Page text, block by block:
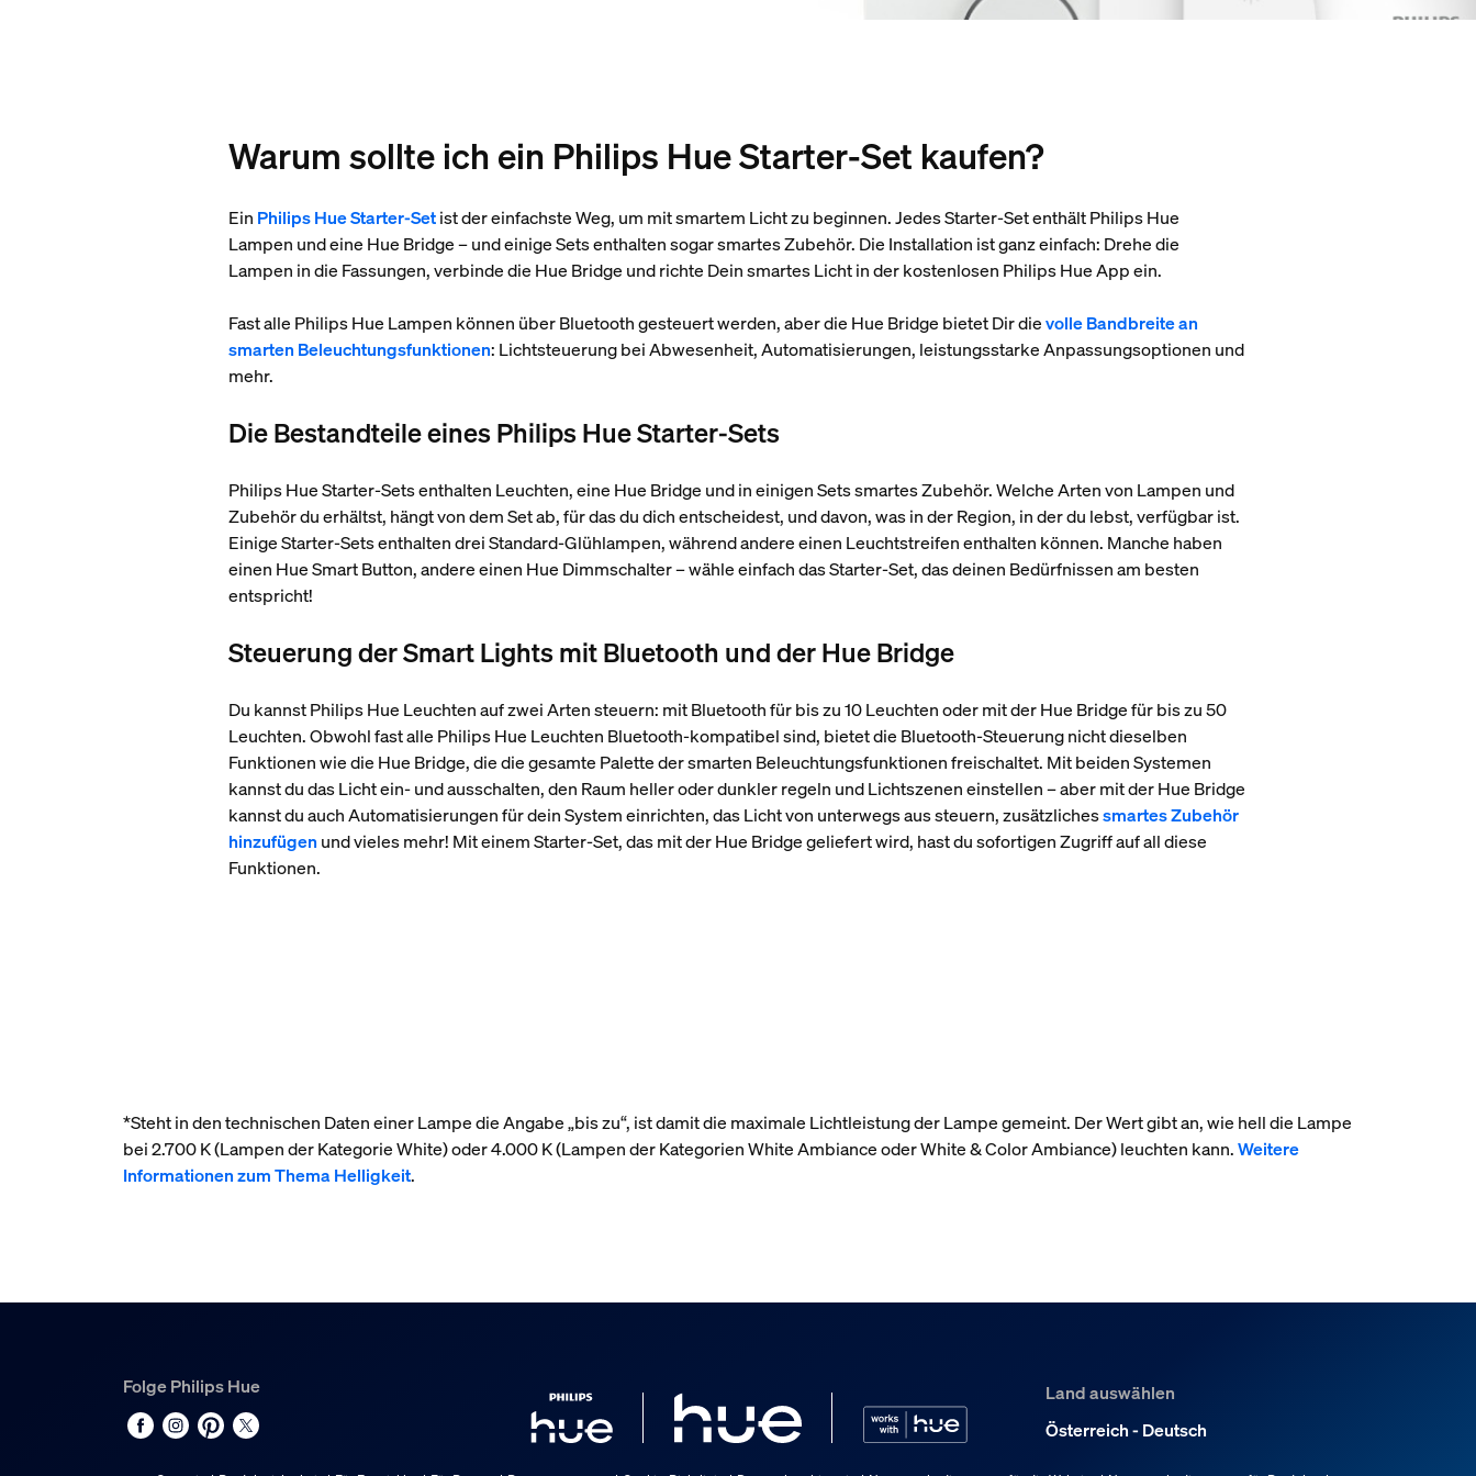
Warum sollte ich ein Philips Hue Starter-Set kaufen?
Ein Philips Hue Starter-Setist der einfachste Weg, um mit smartem Licht zu beginnen. Jedes Starter-Set enthält Philips Hue
Lampen und eine Hue Bridge – und einige Sets enthalten sogar smartes Zubehör. Die Installation ist ganz einfach: Drehe die
Lampen in die Fassungen, verbinde die Hue Bridge und richte Dein smartes Licht in der kostenlosen Philips Hue App ein.
Fast alle Philips Hue Lampen können über Bluetooth gesteuert werden, aber die Hue Bridge bietet Dir dievolle Bandbreite an
smarten Beleuchtungsfunktionen: Lichtsteuerung bei Abwesenheit, Automatisierungen, leistungsstarke Anpassungsoptionen und
mehr.
Die Bestandteile eines Philips Hue Starter-Sets
Philips Hue Starter-Sets enthalten Leuchten, eine Hue Bridge und in einigen Sets smartes Zubehör. Welche Arten von Lampen und
Zubehör du erhältst, hängt von dem Set ab, für das du dich entscheidest, und davon, was in der Region, in der du lebst, verfügbar ist.
Einige Starter-Sets enthalten drei Standard-Glühlampen, während andere einen Leuchtstreifen enthalten können. Manche haben
einen Hue Smart Button, andere einen Hue Dimmschalter – wähle einfach das Starter-Set, das deinen Bedürfnissen am besten
entspricht!
Steuerung der Smart Lights mit Bluetooth und der Hue Bridge
Du kannst Philips Hue Leuchten auf zwei Arten steuern: mit Bluetooth für bis zu 10 Leuchten oder mit der Hue Bridge für bis zu 50
Leuchten. Obwohl fast alle Philips Hue Leuchten Bluetooth-kompatibel sind, bietet die Bluetooth-Steuerung nicht dieselben
Funktionen wie die Hue Bridge, die die gesamte Palette der smarten Beleuchtungsfunktionen freischaltet. Mit beiden Systemen
kannst du das Licht ein- und ausschalten, den Raum heller oder dunkler regeln und Lichtszenen einstellen – aber mit der Hue Bridge
kannst du auch Automatisierungen für dein System einrichten, das Licht von unterwegs aus steuern, zusätzlichessmartes Zubehör
hinzufügen und vieles mehr! Mit einem Starter-Set, das mit der Hue Bridge geliefert wird, hast du sofortigen Zugriff auf all diese
Funktionen.
*Steht in den technischen Daten einer Lampe die Angabe „bis zu“, ist damit die maximale Lichtleistung der Lampe gemeint. Der Wert gibt an, wie hell die Lampe
bei 2.700 K (Lampen der Kategorie White) oder 4.000 K (Lampen der Kategorien White Ambiance oder White & Color Ambiance) leuchten kann.Weitere
Informationen zum Thema Helligkeit.
Folge Philips Hue
Land auswählen
Österreich - Deutsch